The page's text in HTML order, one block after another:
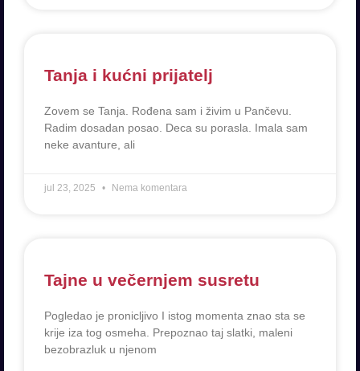
Tanja i kućni prijatelj
Zovem se Tanja. Rođena sam i živim u Pančevu.
Radim dosadan posao. Deca su porasla. Imala sam
neke avanture, ali
jul 23, 2025 Nema komentara
Tajne u večernjem susretu
Pogledao je pronicljivo I istog momenta znao sta se
krije iza tog osmeha. Prepoznao taj slatki, maleni
bezobrazluk u njenom